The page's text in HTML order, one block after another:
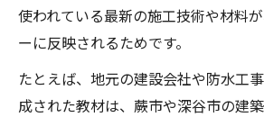
使われている最新の施工技術や材料
ーに反映されるためです。
たとえば、地元の建設会社や防水工
成された教材は、蕨市や深谷市の建